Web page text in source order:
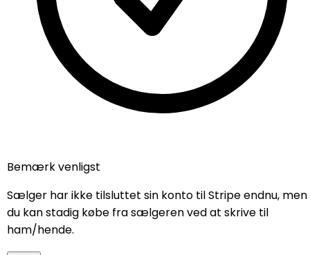
Bemærk venligst
Sælger har ikke tilsluttet sin konto til Stripe endnu, men
du kan stadig købe fra sælgeren ved at skrive til
ham/hende.
Mumi kopper oversigt
Mumi Fazer-kruset
Mumitroldene karakterer
Mumidagen
Mumi krus limited edition
Hjem-kruset
Returpolitik
© 2026 Alle rettigheder forbeholdes| Nordic KVFD ApS.
|CVR:DK44894572 | info@nordicmugs.com | +45 53
80 69 43 | Rathsacksvej 4, 1862 Frederiksberg C,